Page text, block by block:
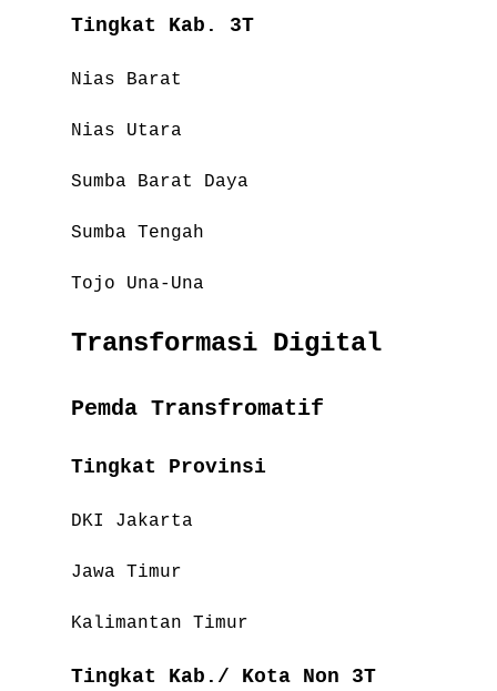
Tingkat Kab. 3T
Nias Barat
Nias Utara
Sumba Barat Daya
Sumba Tengah
Tojo Una-Una
Transformasi Digital
Pemda Transfromatif
Tingkat Provinsi
DKI Jakarta
Jawa Timur
Kalimantan Timur
Tingkat Kab./ Kota Non 3T